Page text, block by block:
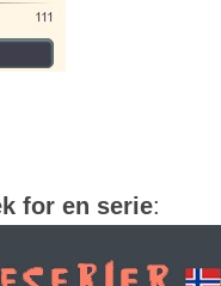
for en serie: